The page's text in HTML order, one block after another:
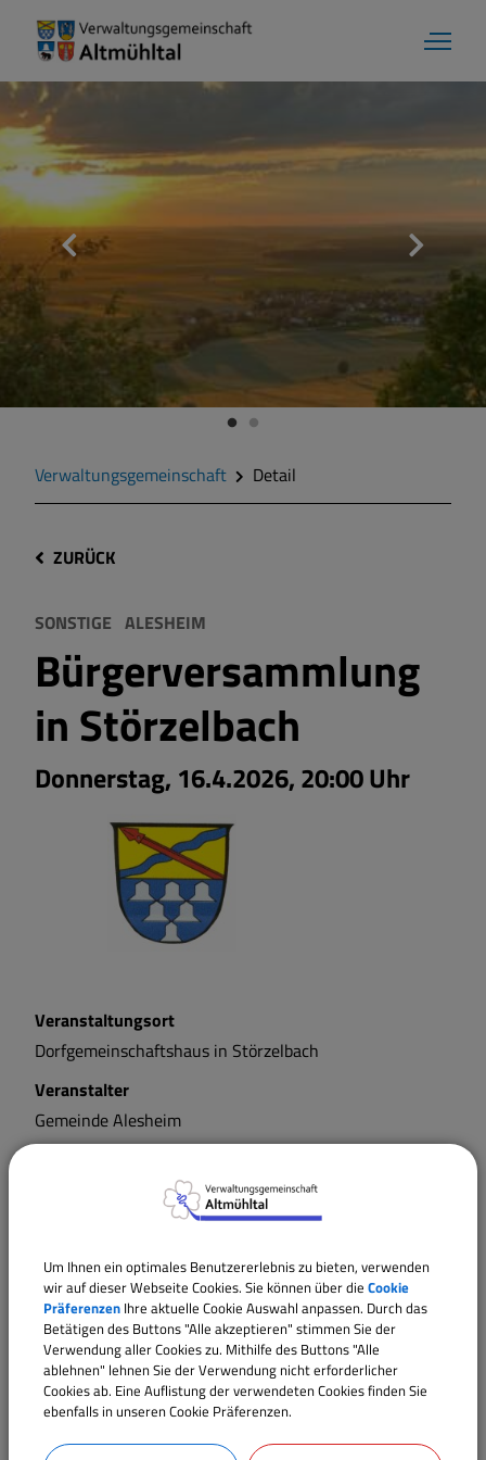
Verwaltungsgemeinschaft Detail
ZURÜCK
SONSTIGE ALESHEIM
Bürgerversammlung
in Störzelbach
Donnerstag, 16.4.2026, 20:00 Uhr
Veranstaltungsort
Dorfgemeinschaftshaus in Störzelbach
Veranstalter
Gemeinde Alesheim
Um Ihnen ein optimales Benutzererlebnis zu bieten, verwenden
wir auf dieser Webseite Cookies. Sie können über die Cookie
Präferenzen Ihre aktuelle Cookie Auswahl anpassen. Durch das
Betätigen des Buttons "Alle akzeptieren" stimmen Sie der
Verwendung aller Cookies zu. Mithilfe des Buttons "Alle
ablehnen" lehnen Sie der Verwendung nicht erforderlicher
Cookies ab. Eine Auflistung der verwendeten Cookies finden Sie
ebenfalls in unseren Cookie Präferenzen.